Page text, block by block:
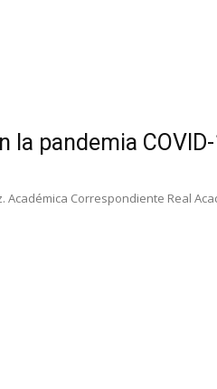
la pandemia
Académica Correspondiente Real